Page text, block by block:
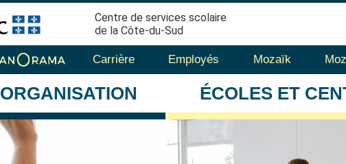
Centre de services scolaire
de la Côte-du-Sud
Carrière Employés Mozaïk
ORGANISATION ÉCOLES ET